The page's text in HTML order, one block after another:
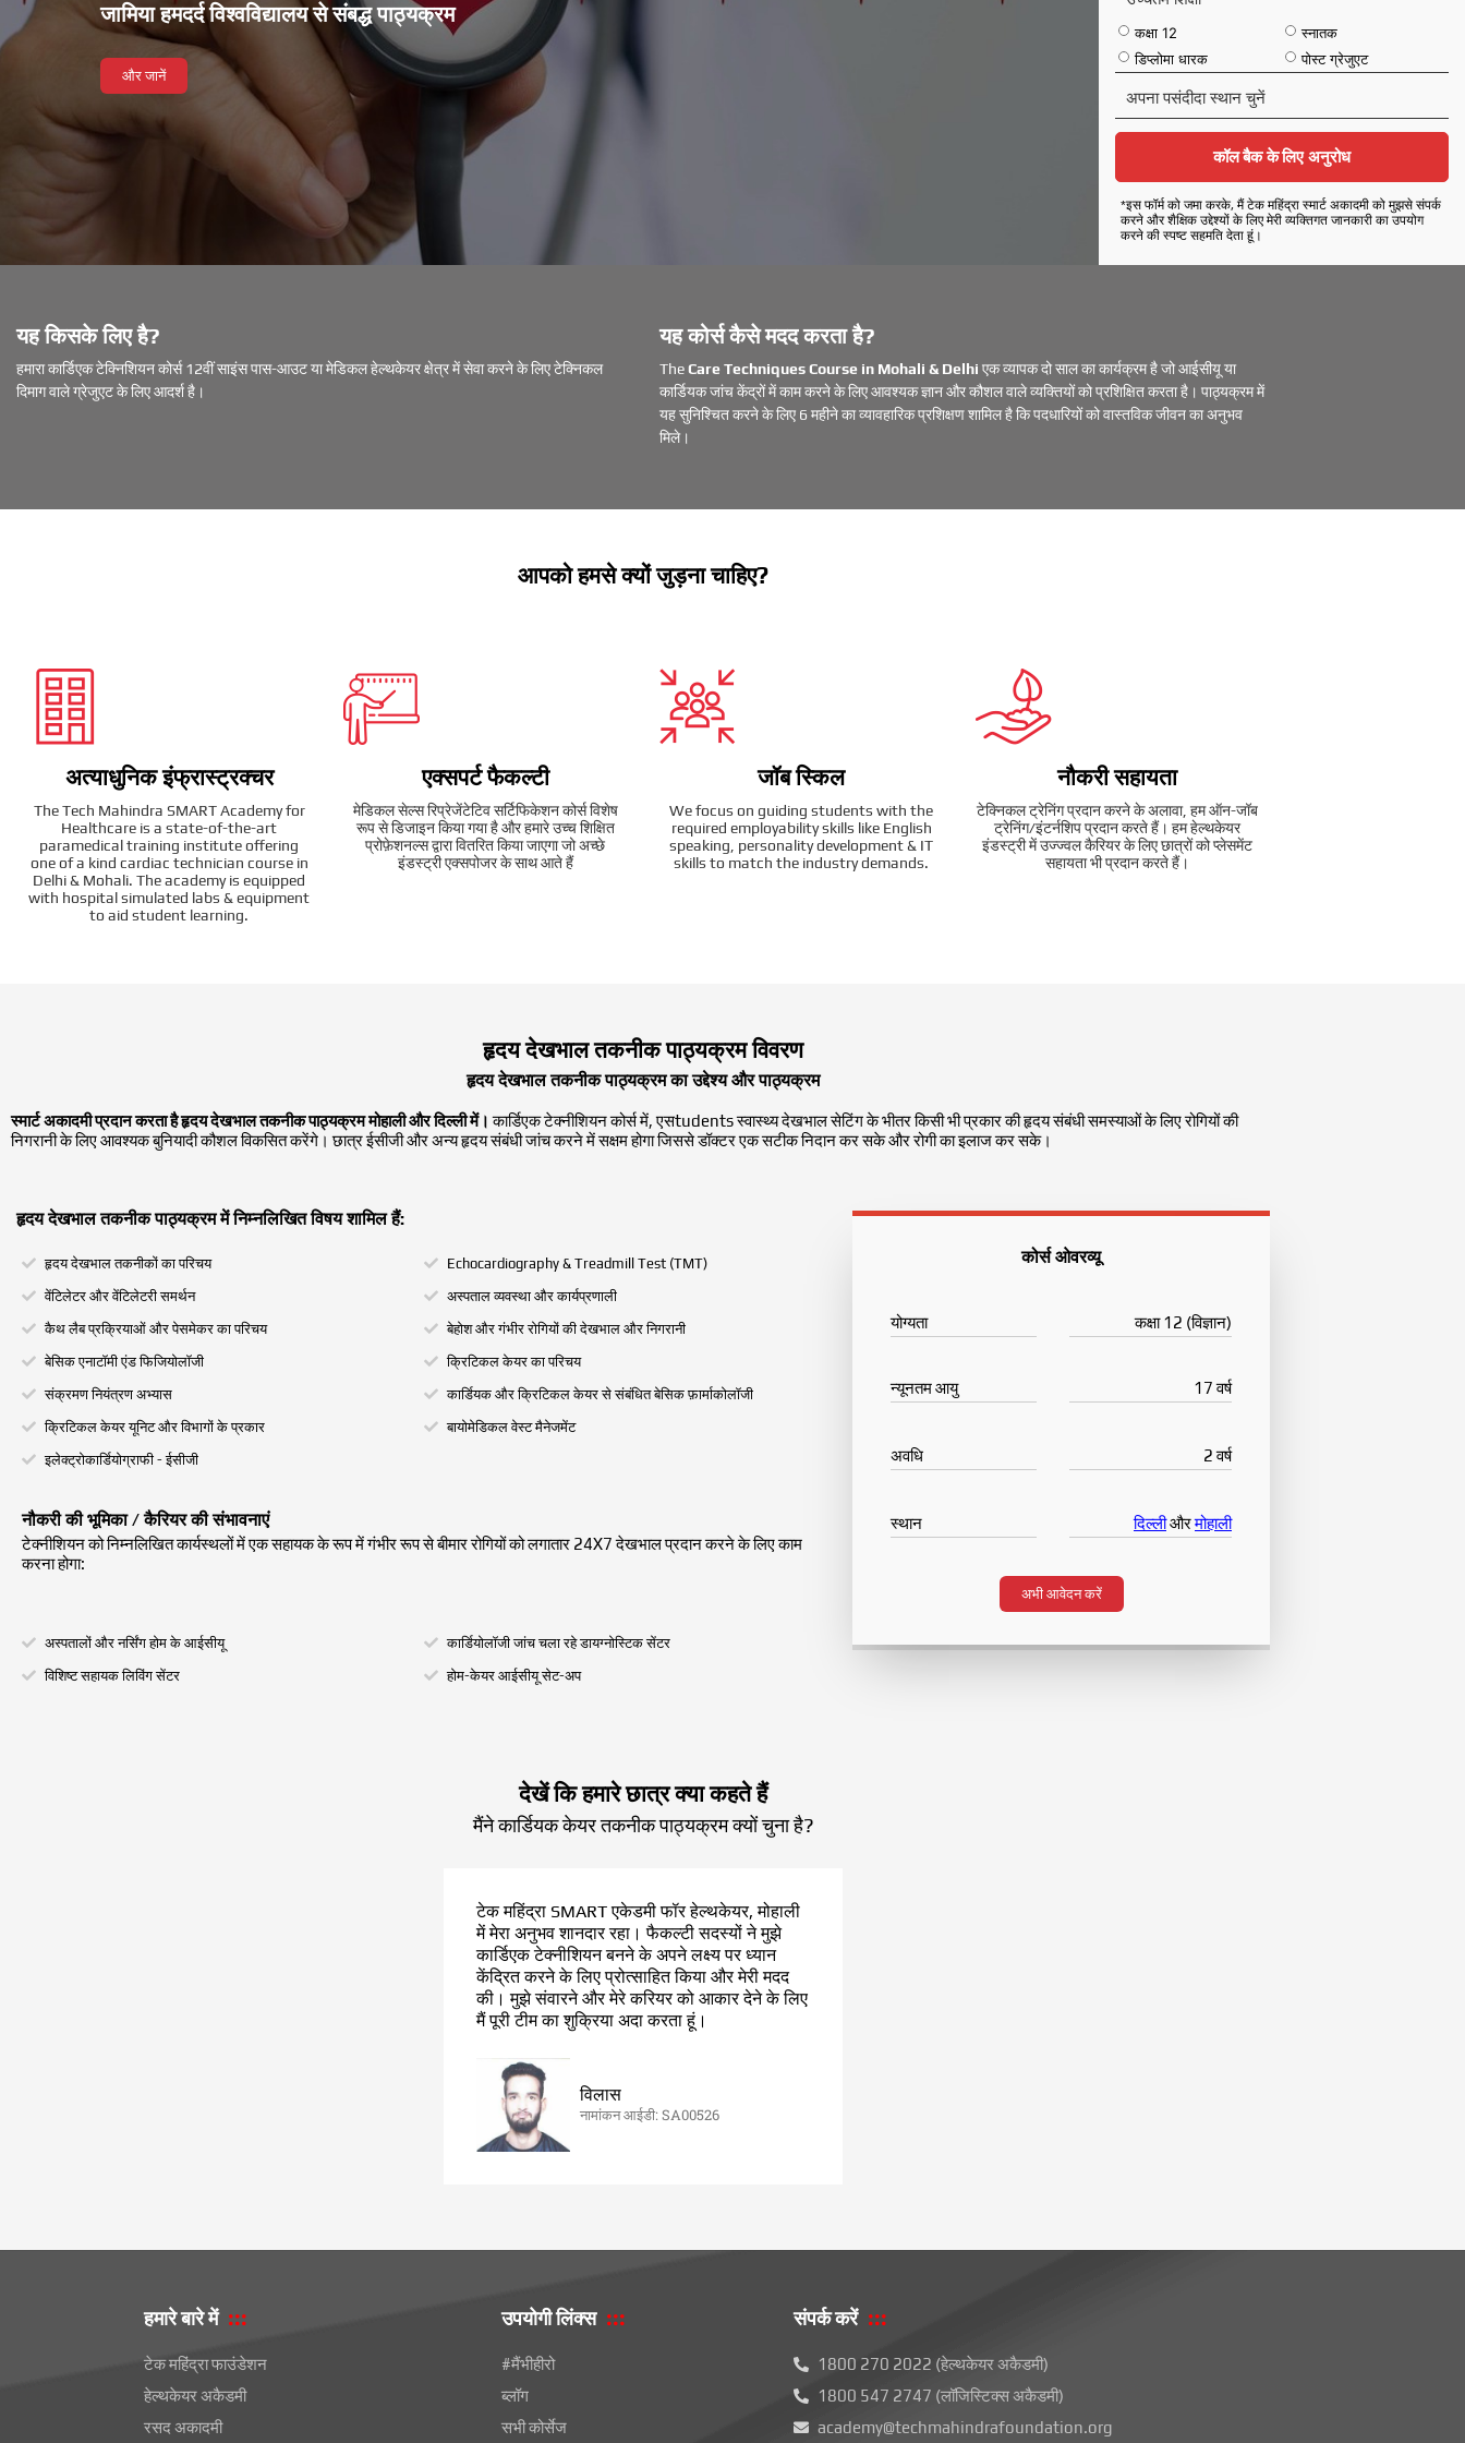
जामिया हमदर्द विश्वविद्यालय से संबद्ध पाठ्यक्रम
और जानें
कक्षा 12
स्नातक
डिप्लोमा धारक
पोस्ट ग्रेजुएट
अ
प
ना
दी
दा
स्था
कॉल बैक के लिए अनुरोध
*इस फॉर्म को जमा करके, मैं टेक महिंद्रा स्मार्ट अकादमी को मुझसे संपर्क
करने और शैक्षिक उद्देश्यों के लिए मेरी व्यक्तिगत जानकारी का उपयोग
करने की स्पष्ट सहमति देता हूं।
यह किसके लिए है?
हमारा कार्डिएक टेक्निशियन कोर्स 12वीं साइंस पास-आउट या मेडिकल हेल्थकेयर क्षेत्र में सेवा करने के लिए टेक्निकल
दिमाग वाले ग्रेजुएट के लिए आदर्श है।
यह कोर्स कैसे मदद करता है?
TheCare Techniques Course in Mohali & Delhi एक व्यापक दो साल का कार्यक्रम है जो आईसीयू या
कार्डियक जांच केंद्रों में काम करने के लिए आवश्यक ज्ञान और कौशल वाले व्यक्तियों को प्रशिक्षित करता है। पाठ्यक्रम में
यह सुनिश्चित करने के लिए 6 महीने का व्यावहारिक प्रशिक्षण शामिल है कि पदधारियों को वास्तविक जीवन का अनुभव
मिले।
आपको हमसे क्यों जुड़ना चाहिए?
अत्याधुनिक इंफ्रास्ट्रक्चर
The Tech Mahindra SMART Academy for
Healthcare is a state-of-the-art
paramedical training institute offering
one of a kind cardiac technician course in
Delhi & Mohali. The academy is equipped
with hospital simulated labs & equipment
to aid student learning.
एक्सपर्ट फैकल्टी
मेडिकल सेल्स रिप्रेजेंटेटिव सर्टिफिकेशन कोर्स विशेष
रूप से डिजाइन किया गया है और हमारे उच्च शिक्षित
प्रोफ़ेशनल्स द्वारा वितरित किया जाएगा जो अच्छे
इंडस्ट्री एक्सपोजर के साथ आते हैं
जॉब स्किल
We focus on guiding students with the
required employability skills like English
speaking, personality development & IT
skills to match the industry demands.
नौकरी सहायता
टेक्निकल ट्रेनिंग प्रदान करने के अलावा, हम ऑन-जॉब
ट्रेनिंग/इंटर्नशिप प्रदान करते हैं। हम हेल्थकेयर
इंडस्ट्री में उज्ज्वल कैरियर के लिए छात्रों को प्लेसमेंट
सहायता भी प्रदान करते हैं।
हृदय देखभाल तकनीक पाठ्यक्रम विवरण
हृदय देखभाल तकनीक पाठ्यक्रम का उद्देश्य और पाठ्यक्रम
स्मार्ट अकादमी प्रदान करता हैहृदय देखभाल तकनीक पाठ्यक्रममोहाली और दिल्ली में। कार्डिएक टेक्नीशियन कोर्स में, एसtudents स्वास्थ्य देखभाल सेटिंग के भीतर किसी भी प्रकार की हृदय संबंधी समस्याओं के लिए रोगियों की
निगरानी के लिए आवश्यक बुनियादी कौशल विकसित करेंगे। छात्र ईसीजी और अन्य हृदय संबंधी जांच करने में सक्षम होगा जिससे डॉक्टर एक सटीक निदान कर सके और रोगी का इलाज कर सके।
हृदय देखभाल तकनीक पाठ्यक्रम में निम्नलिखित विषय शामिल हैं:
हृदय देखभाल तकनीकों का परिचय
वेंटिलेटर और वेंटिलेटरी समर्थन
कैथ लैब प्रक्रियाओं और पेसमेकर का परिचय
बेसिक एनाटॉमी एंड फिजियोलॉजी
संक्रमण नियंत्रण अभ्यास
क्रिटिकल केयर यूनिट और विभागों के प्रकार
इलेक्ट्रोकार्डियोग्राफी - ईसीजी
Echocardiography & Treadmill Test (TMT)
अस्पताल व्यवस्था और कार्यप्रणाली
बेहोश और गंभीर रोगियों की देखभाल और निगरानी
क्रिटिकल केयर का परिचय
कार्डियक और क्रिटिकल केयर से संबंधित बेसिक फ़ार्माकोलॉजी
बायोमेडिकल वेस्ट मैनेजमेंट
नौकरी की भूमिका / कैरियर की संभावनाएं
टेक्नीशियन को निम्नलिखित कार्यस्थलों में एक सहायक के रूप में गंभीर रूप से बीमार रोगियों को लगातार 24X7 देखभाल प्रदान करने के लिए काम
करना होगा:
अस्पतालों और नर्सिंग होम के आईसीयू
विशिष्ट सहायक लिविंग सेंटर
कार्डियोलॉजी जांच चला रहे डायग्नोस्टिक सेंटर
होम-केयर आईसीयू सेट-अप
कोर्स ओवरव्यू
योग्यता कक्षा 12 (विज्ञान)
न्यूनतम आयु 17 वर्ष
अवधि 2 वर्ष
स्थान दिल्लीऔरमोहाली
अभी आवेदन करें
देखें कि हमारे छात्र क्या कहते हैं
मैंने कार्डियक केयर तकनीक पाठ्यक्रम क्यों चुना है?
टेक महिंद्रा SMART एकेडमी फॉर हेल्थकेयर, मोहाली
में मेरा अनुभव शानदार रहा। फैकल्टी सदस्यों ने मुझे
कार्डिएक टेक्नीशियन बनने के अपने लक्ष्य पर ध्यान
केंद्रित करने के लिए प्रोत्साहित किया और मेरी मदद
की। मुझे संवारने और मेरे करियर को आकार देने के लिए
मैं पूरी टीम का शुक्रिया अदा करता हूं।
विलास
नामांकन आईडी: SA00526
हमारे बारे में
टेक महिंद्रा फाउंडेशन
हेल्थकेयर अकैडमी
रसद अकादमी
उपयोगी लिंक्स
#मैंभीहीरो
ब्लॉग
सभी कोर्सेज
संपर्क करें
1800 270 2022 (हेल्थकेयर अकैडमी)
1800 547 2747 (लॉजिस्टिक्स अकैडमी)
academy@techmahindrafoundation.org